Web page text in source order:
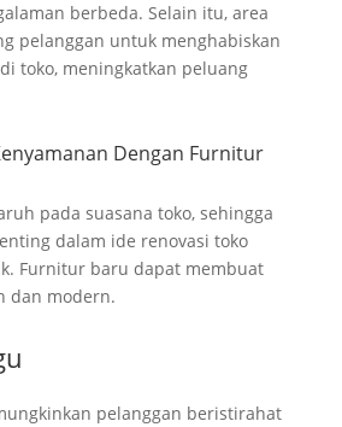
berbeda. Selain itu, area
pelanggan untuk menghabiskan
toko, meningkatkan peluang
Dengan Furnitur
pada suasana toko, sehingga
dalam ide renovasi toko
Furnitur baru dapat membuat
dan modern.
pelanggan beristirahat